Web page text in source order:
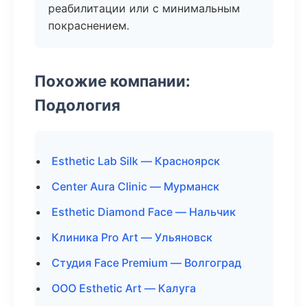
реабилитации или с минимальным
покраснением.
Похожие компании:
Подология
Esthetic Lab Silk — Красноярск
Center Aura Clinic — Мурманск
Esthetic Diamond Face — Нальчик
Клиника Pro Art — Ульяновск
Студия Face Premium — Волгоград
ООО Esthetic Art — Калуга